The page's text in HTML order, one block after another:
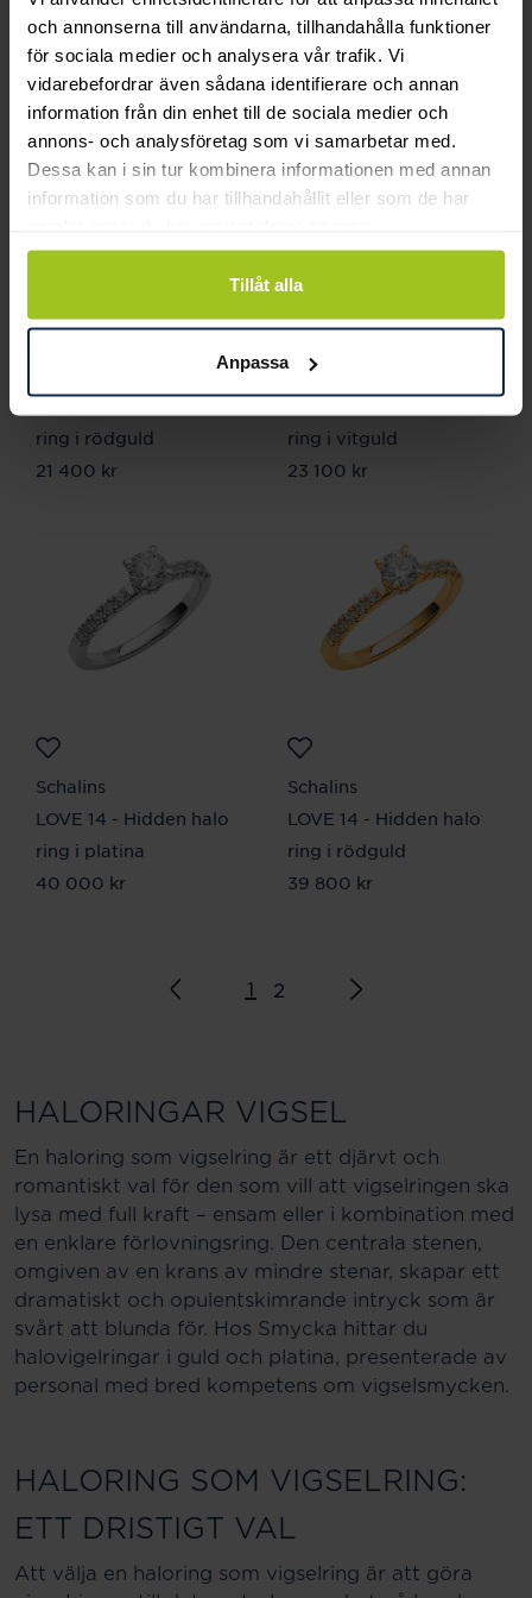
och annonserna till användarna, tillhandahålla funktioner
för sociala medier och analysera vår trafik. Vi
vidarebefordrar även sådana identifierare och annan
information från din enhet till de sociala medier och
annons- och analysföretag som vi samarbetar med.
Dessa kan i sin tur kombinera informationen med annan
information som du har tillhandahållit eller som de har
Tillåt alla
Anpassa
haloring i vitguld
Pris:32 000 kr
32 000 kr
ring i platina
Pris:21 600 kr
21 600 kr
ring i rödguld
Pris:21 400 kr
21 400 kr
Schalins
ring i vitguld
Pris:23 100 kr
23 100 kr
Schalins
LOVE 14 - Hidden halo
ring i platina
Pris:40 000 kr
40 000 kr
Schalins
LOVE 14 - Hidden halo
ring i rödguld
Pris:39 800 kr
39 800 kr
1 2
HALORINGAR VIGSEL
En haloring som vigselring är ett djärvt och
romantiskt val för den som vill att vigselringen ska
lysa med full kraft – ensam eller i kombination med
en enklare förlovningsring. Den centrala stenen,
omgiven av en krans av mindre stenar, skapar ett
dramatiskt och opulentskimrande intryck som är
svårt att blunda för. Hos Smycka hittar du
halovigelringar i guld och platina, presenterade av
personal med bred kompetens om vigselsmycken.
HALORING SOM VIGSELRING:
ETT DRISTIGT VAL
Att välja en haloring som vigselring är att göra